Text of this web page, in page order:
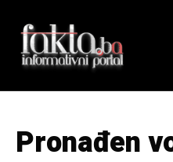
Pronađen